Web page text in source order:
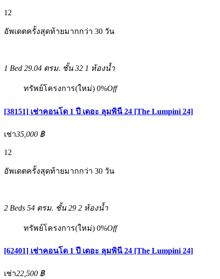
12
อัพเดตครั้งสุดท้ายมากกว่า 30 วัน
1 Bed 29.04 ตรม. ชั้น 32 1 ห้องน้ำ
ทรัพย์โครงการ(ใหม่) 0%Off
[38151] เช่าคอนโด 1 ปี เดอะ ลุมพินี 24 [The Lumpini 24]
เช่า35,000 ฿
12
อัพเดตครั้งสุดท้ายมากกว่า 30 วัน
2 Beds 54 ตรม. ชั้น 29 2 ห้องน้ำ
ทรัพย์โครงการ(ใหม่) 0%Off
[62401] เช่าคอนโด 1 ปี เดอะ ลุมพินี 24 [The Lumpini 24]
เช่า22,500 ฿